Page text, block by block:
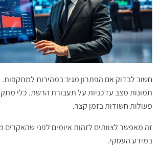
חשוב לבדוק אם הפתרון מגיב במהירות
תמונות מצב עדכניות על תעבורת הרשת. כלי
פעולות חשודות בזמן קצר.
זה מאפשר לצוותים לזהות איומים לפני שהאקרים
במידע העסקי.